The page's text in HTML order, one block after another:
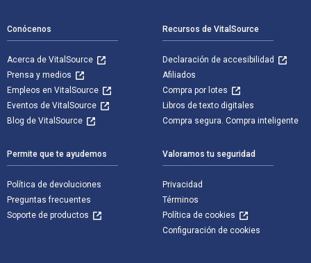
Conócenos
Acerca de VitalSource
Prensa y medios
Empleos en VitalSource
Eventos de VitalSource
Blog de VitalSource
Recursos de VitalSource
Declaración de accesibilidad
Afiliados
Compra por lotes
Libros de texto digitales
Compra segura. Compra inteligente
Permite que te ayudemos
Política de devoluciones
Preguntas frecuentes
Soporte de productos
Valoramos tu seguridad
Privacidad
Términos
Política de cookies
Configuración de cookies